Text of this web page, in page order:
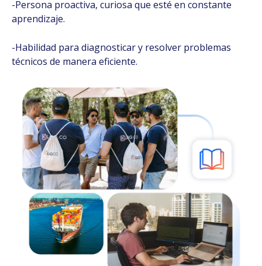
-Persona proactiva, curiosa que esté en constante
aprendizaje.
-Habilidad para diagnosticar y resolver problemas
técnicos de manera eficiente.